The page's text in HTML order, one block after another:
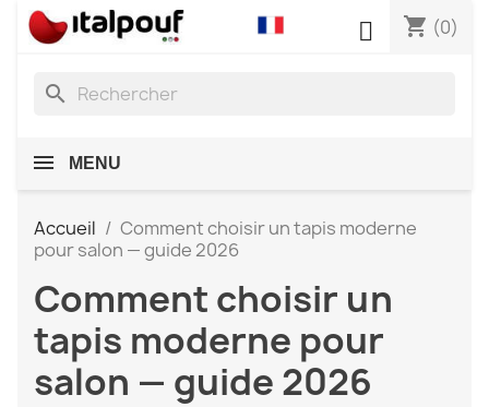
shopping_cart (0)

search
MENU
Accueil
Comment choisir un tapis moderne
pour salon — guide 2026
Comment choisir un
tapis moderne pour
salon — guide 2026